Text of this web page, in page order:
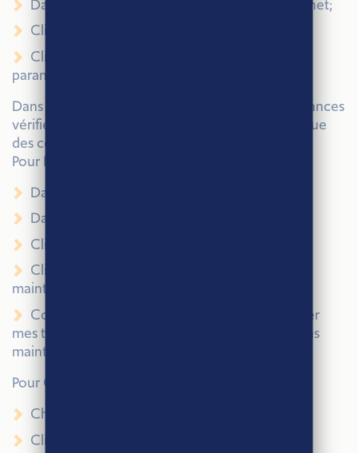
Dans le menu déroulant, choisir options internet;
Cliquer sur l’onglet confidentialité;
Cliquer sur le bouton avance de la section
paramètres;
Dans la fenêtre paramètres de confidentialité avances
vérifier que l’option ignorer la gestion automatique
des cookies n’est pas cochée.
Pour Firefox 3 et suivant :
Dans la barre de menu, choisir le menu outils;
Dans le menu déroulant, choisir options;
Cliquer sur l’icône vie privée;
Cliquer sur le bouton effacer mes traces
maintenant… de la section vie privée;
Cocher l’option cookies dans la fenêtre effacer
mes traces et cliquer le bouton effacer mes traces
maintenant.
Pour Opéra 6.0 suivant :
Choisissez le menu fichier;
Cliquer sur l’onglet préférences;